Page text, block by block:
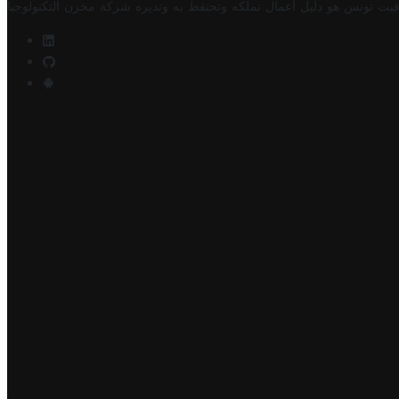
تونس هو دليل أعمال تملكه وتحتفظ به وتديره شركة مخزن التكنولوجيا